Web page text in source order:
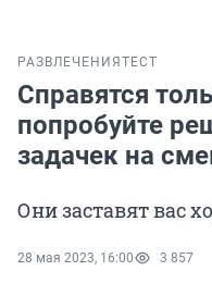
РАЗВЛЕЧЕНИЯ ТЕСТ
Справятся
попробуйте
задачек на
Они заставят вас
28 мая 2023, 16:00 3 857